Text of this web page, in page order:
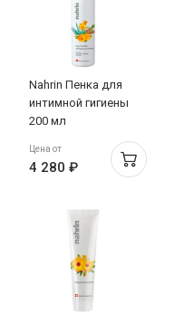
Nahrin Пенка для
интимной гигиены
200 мл
Цена от
4 280 ₽